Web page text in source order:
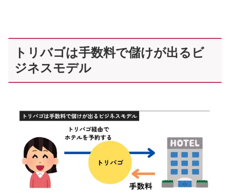
トリバゴは手数料で儲けが出るビ
ジネスモデル